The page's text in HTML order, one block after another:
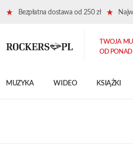
Bezpłatna dostawa od 250 zł
MUZYKA WIDEO KSIĄŻKI
TWOJA
OD